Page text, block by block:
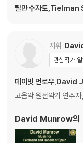
CD 11 TELEMANN
Renaissance · The
CD 14 MONTEVERDI
CD 15 PURCELL
NCE Woodwind ·
CD 18-19 THE ART
Brumel, Busnois, De
cht…
틸만 수자토
지휘
관심작가
데이빗 먼로우
고음악 원전악기 연주
David Munrow의